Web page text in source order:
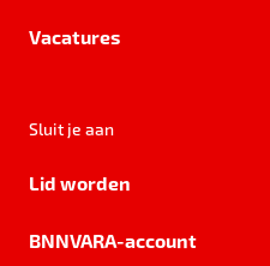
Vacatures
Sluit je aan
Lid worden
BNNVARA-account